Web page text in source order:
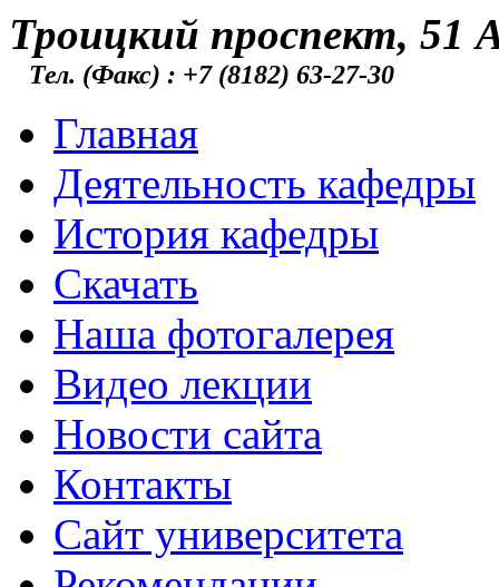
Троицкий проспект, 51
Тел. (Факс) : +7 (8182) 63-27-30
Главная
Деятельность кафедры
История кафедры
Скачать
Наша фотогалерея
Видео лекции
Новости сайта
Контакты
Cайт университета